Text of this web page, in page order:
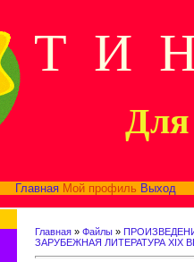
Т И
Для
Главная Мой профиль Выход
Главная » Файлы »
ЗАРУБЕЖНАЯ ЛИТЕРАТУРА XIX